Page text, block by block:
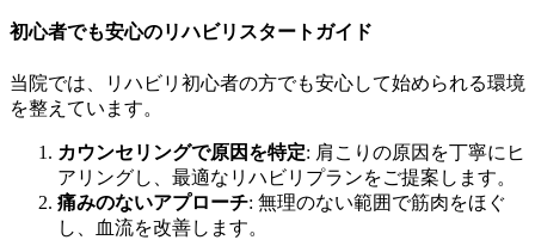
初心者でも安心のリハビリスタートガイド
当院では、リハビリ初心者の方でも安心して始められる環境
を整えています。
カウンセリングで原因を特定: 肩こりの原因を丁寧にヒ
アリングし、最適なリハビリプランをご提案します。
痛みのないアプローチ: 無理のない範囲で筋肉をほぐ
し、血流を改善します。